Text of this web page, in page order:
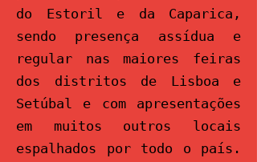
do Estoril e da Caparica,
sendo presença assídua e
regular nas maiores feiras
dos distritos de Lisboa e
Setúbal e com apresentações
em muitos outros locais
espalhados por todo o país.